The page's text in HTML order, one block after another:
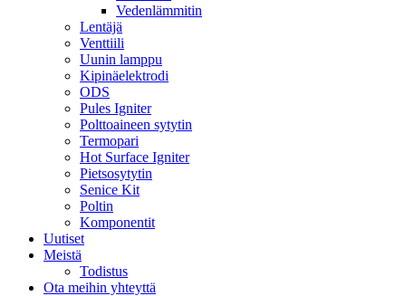
Vedenlämmitin
Lentäjä
Venttiili
Uunin lamppu
Kipinäelektrodi
ODS
Pules Igniter
Polttoaineen sytytin
Termopari
Hot Surface Igniter
Pietsosytytin
Senice Kit
Poltin
Komponentit
Uutiset
Meistä
Todistus
Ota meihin yhteyttä